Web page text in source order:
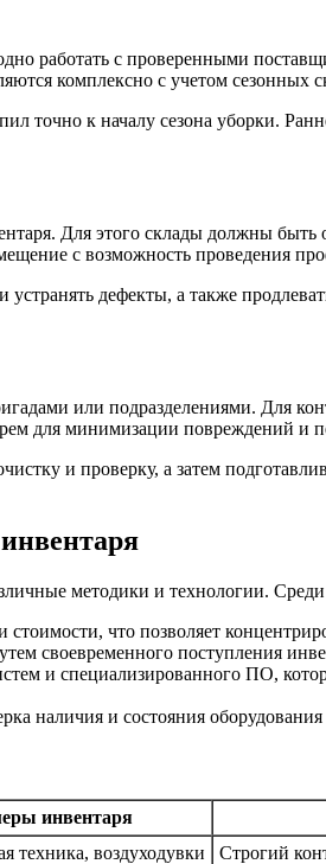
работать с проверенными
комплексно с учетом
точно к началу сезона уборки.
Для этого склады должны быть
с возможность проведения
дефекты, а также
или подразделениями. Для
для минимизации повреждений и
и проверку, а затем
методики и технологии.
что позволяет
своевременного поступления
и специализированного ПО,
наличия и состояния
инвентаря
техника, воздуходувки
Строгий